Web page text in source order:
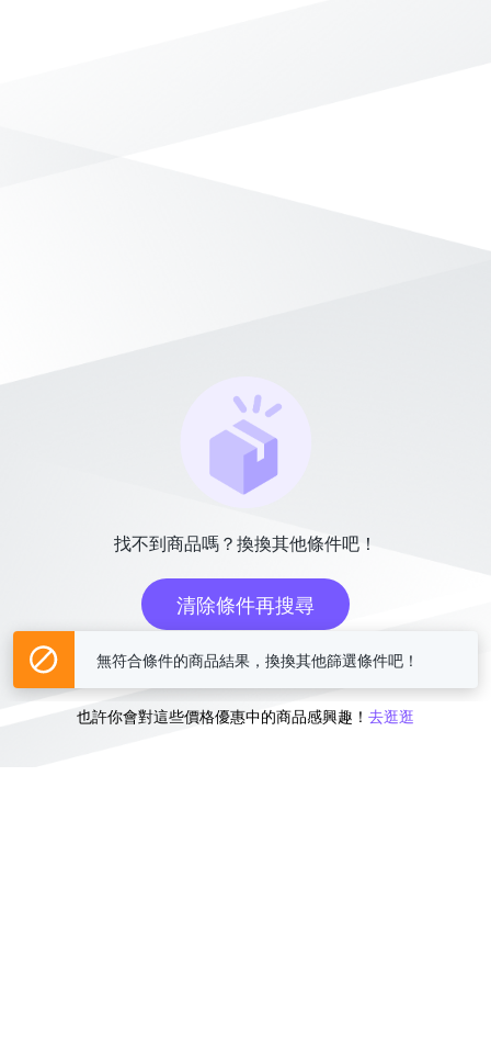
找不到商品嗎？換換其他條件吧！
清除條件再搜尋
或
也許你會對這些價格優惠中的商品感興趣！ 去逛逛
無符合條件的商品結果，換換其他篩選條件吧！